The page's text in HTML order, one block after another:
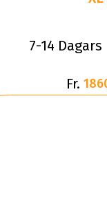
7-14
Fr.